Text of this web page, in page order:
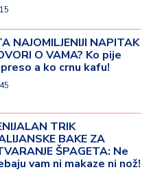
NAJOMILJENIJI NAPITAK
O VAMA? Ko pije
a ko crnu kafu!
TRIK
BAKE ZA
ŠPAGETA: Ne
vam ni makaze ni nož!